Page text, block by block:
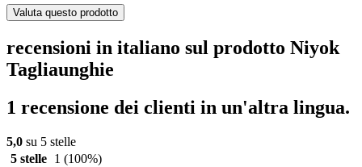
Valuta questo prodotto
recensioni in italiano sul prodotto Niyok
Tagliaunghie
1 recensione dei clienti in un'altra lingua.
5,0 su 5 stelle
5 stelle
1 (100%)